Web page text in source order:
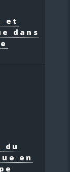
et
dans
du
en